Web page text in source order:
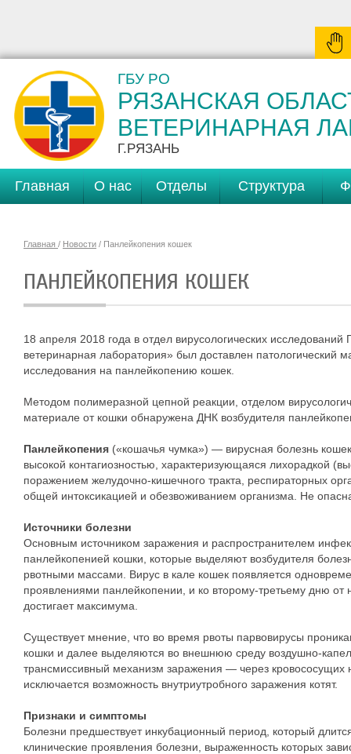
ГБУ РО
РЯЗАНСКАЯ
ВЕТЕРИНАРНАЯ
Г.РЯЗАНЬ
Главная О нас Отделы Структура
Главная / Новости / Панлейкопения кошек
ПАНЛЕЙКОПЕНИЯ КОШЕК
18 апреля 2018 года в отдел вирусологических
ветеринарная лаборатория» был доставлен патологический
исследования на панлейкопению кошек.
Методом полимеразной цепной реакции, отделом
материале от кошки обнаружена ДНК возбудителя
Панлейкопения («кошачья чумка») — вирусная болезнь
высокой контагиозностью, характеризующаяся лихорадкой
поражением желудочно-кишечного тракта, респираторных
общей интоксикацией и обезвоживанием организма. Не
Источники болезни
Основным источником заражения и распространителем
панлейкопенией кошки, которые выделяют возбудителя
рвотными массами. Вирус в кале кошек появляется
проявлениями панлейкопении, и ко второму-третьему дню
достигает максимума.
Существует мнение, что во время рвоты парвовирусы
кошки и далее выделяются во внешнюю среду воздушнo-
трансмиссивный механизм заражения — через кровососущих
исключается возможность внутриутробного заражения котят.
Признаки и симптомы
Болезни предшествует инкубационный период, который
клинические проявления болезни, выраженность которых